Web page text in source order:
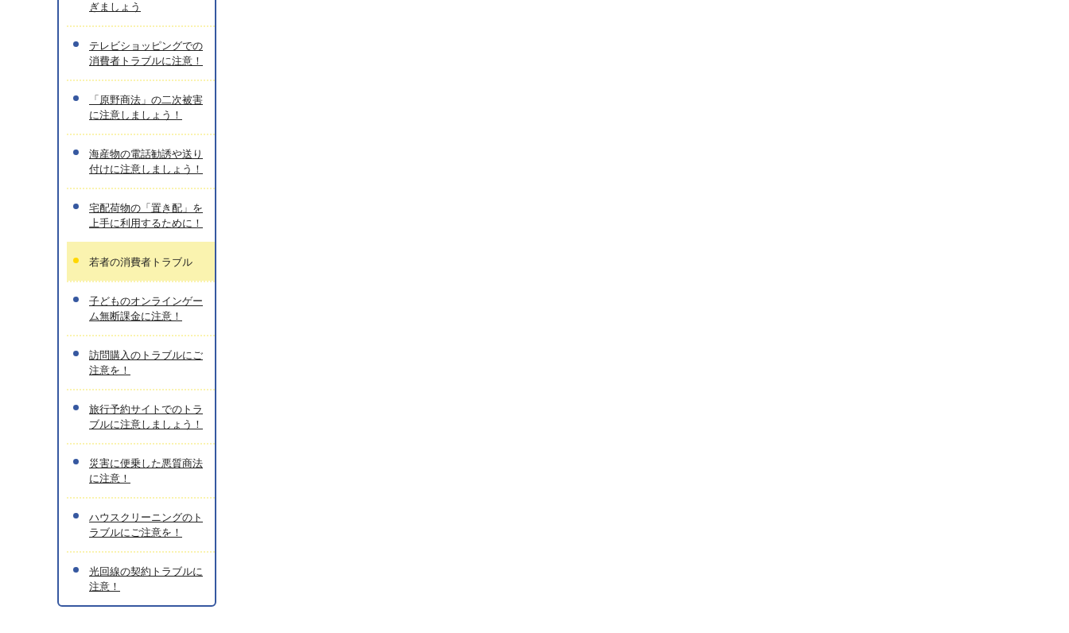
ぎましょう
テレビショッピングでの
消費者トラブルに注意！
「原野商法」の二次被害
に注意しましょう！
海産物の電話勧誘や送り
付けに注意しましょう！
宅配荷物の「置き配」を
上手に利用するために！
若者の消費者トラブル
子どものオンラインゲー
ム無断課金に注意！
訪問購入のトラブルにご
注意を！
旅行予約サイトでのトラ
ブルに注意しましょう！
災害に便乗した悪質商法
に注意！
ハウスクリーニングのト
ラブルにご注意を！
光回線の契約トラブルに
注意！